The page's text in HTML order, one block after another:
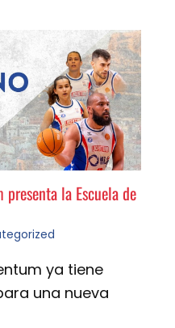
la Escuela de
ya tiene
una nueva